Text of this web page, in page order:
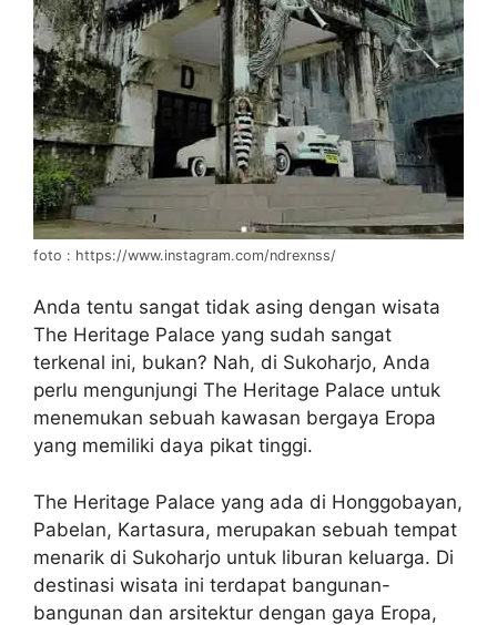
foto : https://www.instagram.com/ndrexnss/
Anda tentu sangat tidak asing dengan wisata
The Heritage Palace yang sudah sangat
terkenal ini, bukan? Nah, di Sukoharjo, Anda
perlu mengunjungi The Heritage Palace untuk
menemukan sebuah kawasan bergaya Eropa
yang memiliki daya pikat tinggi.
The Heritage Palace yang ada di Honggobayan,
Pabelan, Kartasura, merupakan sebuah tempat
menarik di Sukoharjo untuk liburan keluarga. Di
destinasi wisata ini terdapat bangunan-
bangunan dan arsitektur dengan gaya Eropa,